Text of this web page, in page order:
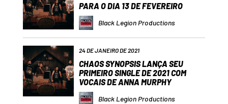
PARA O DIA 13 DE FEVEREIRO
Black Legion Productions
24 DE JANEIRO DE 2021
CHAOS SYNOPSIS LANÇA SEU
PRIMEIRO SINGLE DE 2021 COM
VOCAIS DE ANNA MURPHY
Black Legion Productions